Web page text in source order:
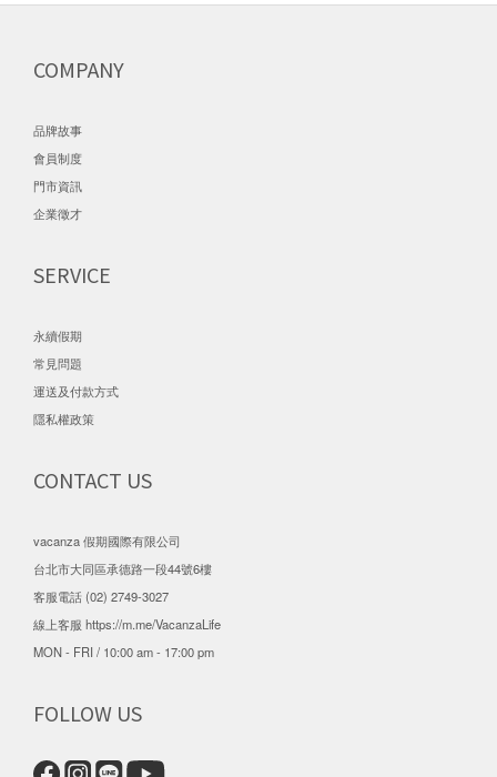
COMPANY
品牌故事
會員制度
門市資訊
企業徵才
SERVICE
永續假期
常見問題
運送及付款方式
隱私權政策
CONTACT US
vacanza 假期國際有限公司
台北市大同區承德路一段44號6樓
客服電話 (02) 2749-3027
線上客服 https://m.me/VacanzaLife
MON - FRI / 10:00 am - 17:00 pm
FOLLOW US